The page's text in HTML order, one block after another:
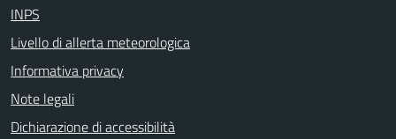
INPS
Livello di allerta meteorologica
Informativa privacy
Note legali
Dichiarazione di accessibilità